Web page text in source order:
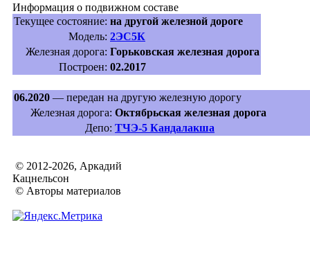
Информация о подвижном составе
Текущее состояние: на другой железной дороге
Модель: 2ЭС5К
Железная дорога: Горьковская железная дорога
Построен: 02.2017
06.2020 — передан на другую железную дорогу
Железная дорога: Октябрьская железная дорога
Депо: ТЧЭ-5 Кандалакша
© 2012-2026, Аркадий
Кацнельсон
© Авторы материалов